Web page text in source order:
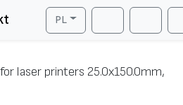
PL
Search
laser printers 25.0х150.0mm,